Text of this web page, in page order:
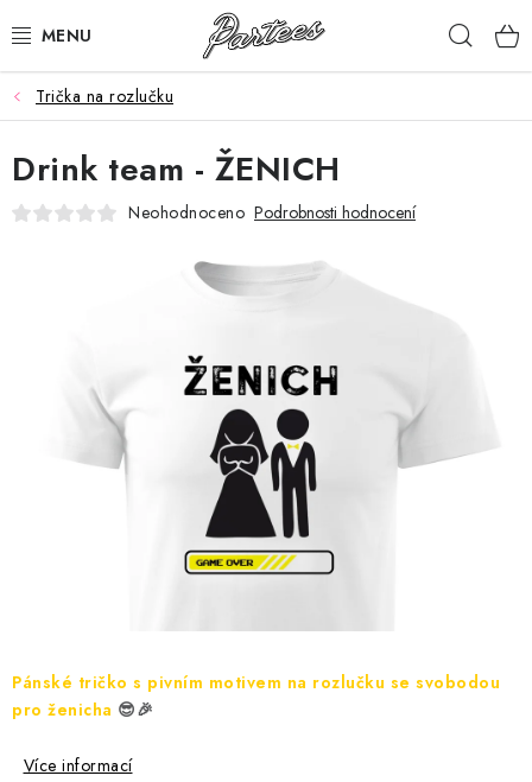
na
ROZLUČKA
NAROZENINY
NA MÍRU
KONTAKTY
Moje objednávka
Výměna / vrácení zboží
Potisk textilu
Obchodní podmínky
Trička na rozlučku
Pánské tričko s pivním motivem na rozlučku se svobodou
pro ženicha 😎🎉
Více informací
Drink team - ŽENICH
Neohodnoceno Podrobnosti hodnocení